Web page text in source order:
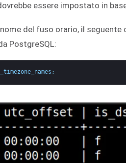
essere impostato in
del fuso orario, il
PostgreSQL:
;